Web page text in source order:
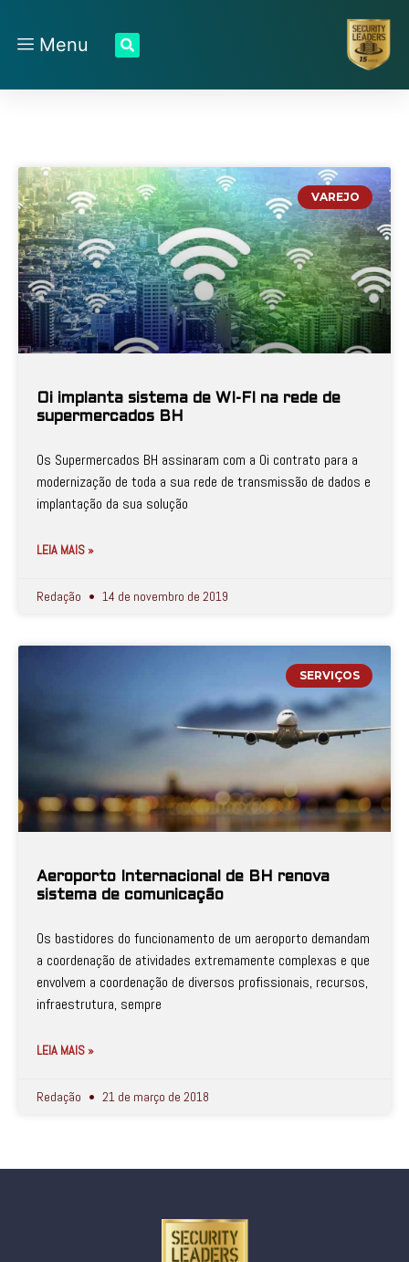
Menu
VAREJO
Oi implanta sistema de WI-FI na rede de
supermercados BH
Os Supermercados BH assinaram com a Oi contrato para a
modernização de toda a sua rede de transmissão de dados e
implantação da sua solução
LEIA MAIS »
Redação 14 de novembro de 2019
SERVIÇOS
Aeroporto Internacional de BH renova
sistema de comunicação
Os bastidores do funcionamento de um aeroporto demandam
a coordenação de atividades extremamente complexas e que
envolvem a coordenação de diversos profissionais, recursos,
infraestrutura, sempre
LEIA MAIS »
Redação 21 de março de 2018